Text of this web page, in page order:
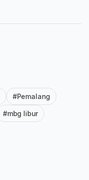
#Pemalang
#mbg libur